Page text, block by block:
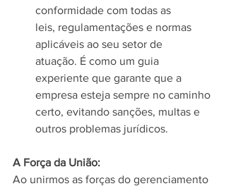
conformidade com todas as
leis, regulamentações e normas
aplicáveis ao seu setor de
atuação. É como um guia
experiente que garante que a
empresa esteja sempre no caminho
certo, evitando sanções, multas e
outros problemas jurídicos.
A Força da União:
Ao unirmos as forças do gerenciamento